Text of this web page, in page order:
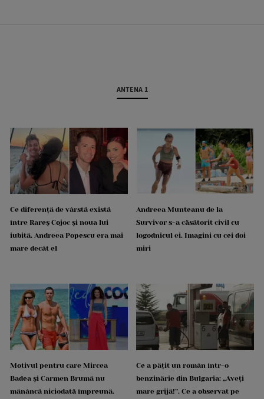
ANTENA 1
Ce diferență de vârstă există
între Rareș Cojoc și noua lui
iubită. Andreea Popescu era mai
mare decât el
Andreea Munteanu de la
Survivor s-a căsătorit civil cu
logodnicul ei. Imagini cu cei doi
miri
Motivul pentru care Mircea
Badea și Carmen Brumă nu
mănâncă niciodată împreună.
Ce a pățit un român într-o
benzinărie din Bulgaria: „Aveți
mare grijă!”. Ce a observat pe